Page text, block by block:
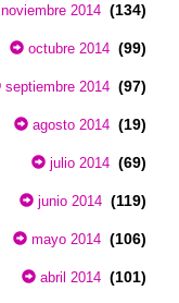
noviembre 2014 (134)
octubre 2014 (99)
septiembre 2014 (97)
agosto 2014 (19)
julio 2014 (69)
junio 2014 (119)
mayo 2014 (106)
abril 2014 (101)